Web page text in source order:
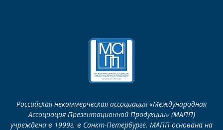
Российская некоммерческая ассоциация «Международная
Ассоциация Презентационной Продукции» (МАПП)
учреждена в 1999г. в Санкт-Петербурге. МАПП основана на